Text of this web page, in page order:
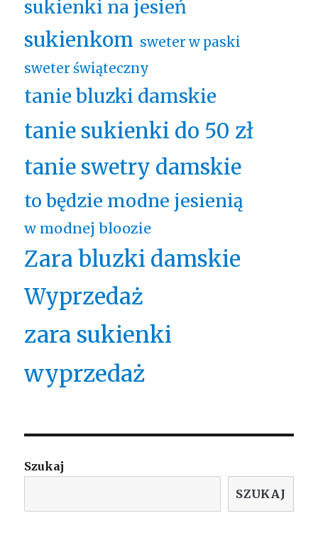
sukienki na jesień
sukienkom sweter w paski
sweter świąteczny
tanie bluzki damskie
tanie sukienki do 50 zł
tanie swetry damskie
to będzie modne jesienią
w modnej bloozie
Zara bluzki damskie
Wyprzedaż
zara sukienki
wyprzedaż
Szukaj
SZUKAJ